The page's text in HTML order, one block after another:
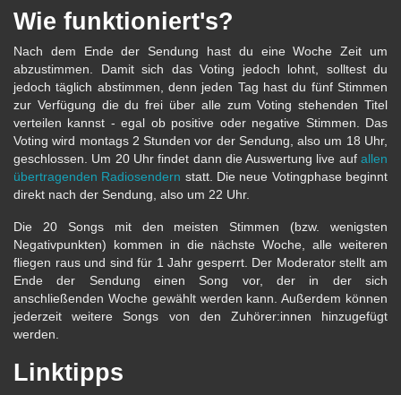
Wie funktioniert's?
Nach dem Ende der Sendung hast du eine Woche Zeit um
abzustimmen. Damit sich das Voting jedoch lohnt, solltest du
jedoch täglich abstimmen, denn jeden Tag hast du fünf Stimmen
zur Verfügung die du frei über alle zum Voting stehenden Titel
verteilen kannst - egal ob positive oder negative Stimmen. Das
Voting wird montags 2 Stunden vor der Sendung, also um 18 Uhr,
geschlossen. Um 20 Uhr findet dann die Auswertung live auf allen
übertragenden Radiosendern statt. Die neue Votingphase beginnt
direkt nach der Sendung, also um 22 Uhr.
Die 20 Songs mit den meisten Stimmen (bzw. wenigsten
Negativpunkten) kommen in die nächste Woche, alle weiteren
fliegen raus und sind für 1 Jahr gesperrt. Der Moderator stellt am
Ende der Sendung einen Song vor, der in der sich
anschließenden Woche gewählt werden kann. Außerdem können
jederzeit weitere Songs von den Zuhörer:innen hinzugefügt
werden.
Linktipps